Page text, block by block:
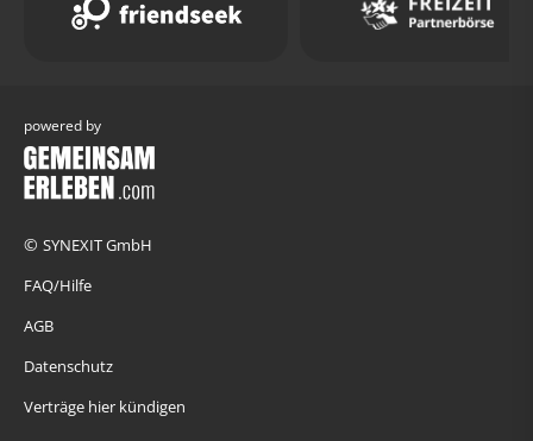
powered by
© SYNEXIT GmbH
FAQ/Hilfe
AGB
Datenschutz
Verträge hier kündigen